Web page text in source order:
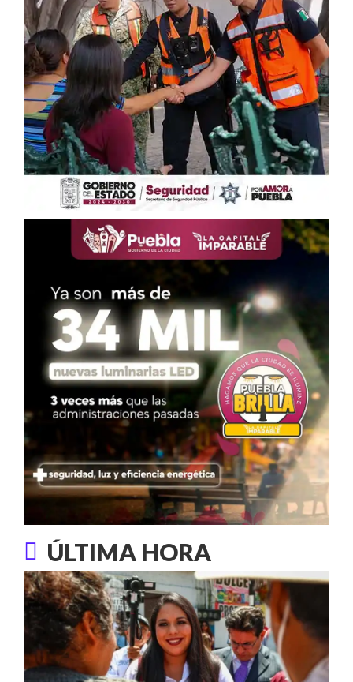
ÚLTIMA HORA